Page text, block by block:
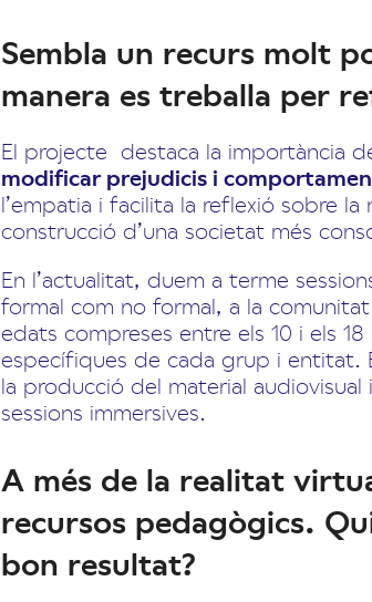
Sembla un recurs molt
manera es treballa per
El projecte destaca la importància
modificar prejudicis i
l’empatia i facilita la reflexió sobre
construcció d’una societat més
En l’actualitat, duem a terme
formal com no formal, a la
edats compreses entre els 10 i els
específiques de cada grup i entitat.
la producció del material
sessions immersives.
A més de la realitat
recursos pedagògics.
bon resultat?